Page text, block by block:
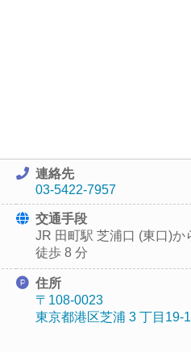
連絡先
03-5422-7957
交通手段
JR 田町駅 芝浦口 (東口)か
徒歩 8 分
住所
〒108-0023
東京都港区芝浦 3 丁目19-